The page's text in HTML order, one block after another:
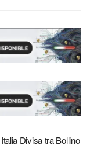
Divisa tra Bollino